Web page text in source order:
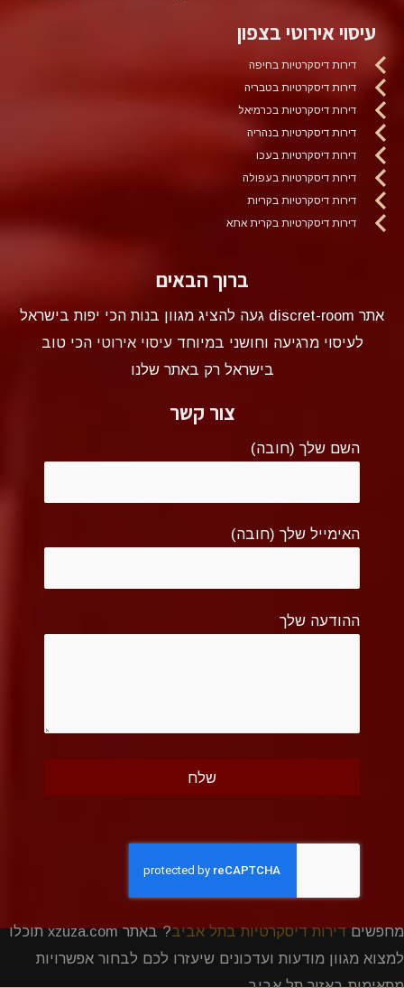
עיסוי אירוטי בצפון
דירות דיסקרטיות בחיפה
דירות דיסקרטיות בטבריה
דירות דיסקרטיות בכרמיאל
דירות דיסקרטיות בנהריה
דירות דיסקרטיות בעכו
דירות דיסקרטיות בעפולה
דירות דיסקרטיות בקריות
דירות דיסקרטיות בקרית אתא
ברוך הבאים
אתר discret-room געה להציג מגוון בנות הכי יפות בישראל
לעיסוי מרגיעה וחושני במיוחדעיסוי אירוטי הכי טוב
בישראל רק באתר שלנו
צור קשר
השם שלך (חובה)
האימייל שלך (חובה)
ההודעה שלך
מחפשיםדירות דיסקרטיות בתל אביב
? באתר xzuza.com תוכלו
למצוא מגוון מודעות ועדכונים שיעזרו לכם לבחור אפשרויות